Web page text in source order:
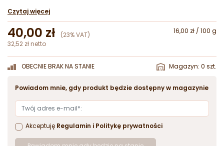
Czytaj więcej
40,00 zł (23% VAT)
16,00 zł / 100 g
32,52 zł netto
OBECNIE BRAK NA STANIE Magazyn: 0 szt.
Powiadom mnie, gdy produkt będzie dostępny w magazynie
Akceptuję Regulamin i Politykę prywatności